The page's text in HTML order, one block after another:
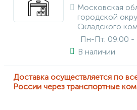
Московская
городской
Складского
Пн-Пт: 09:00 -
В наличии
Доставка осуществляется по
России через транспортные